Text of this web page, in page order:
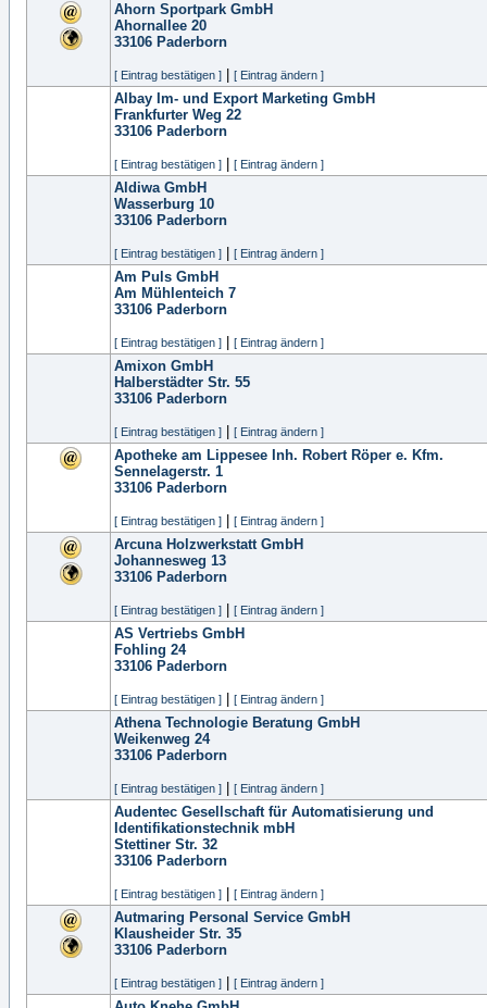
Ahorn Sportpark GmbH
Ahornallee 20
33106 Paderborn
[ Eintrag bestätigen ] [ Eintrag ändern ]
Albay Im- und Export Marketing GmbH
Frankfurter Weg 22
33106 Paderborn
[ Eintrag bestätigen ] [ Eintrag ändern ]
Aldiwa GmbH
Wasserburg 10
33106 Paderborn
[ Eintrag bestätigen ] [ Eintrag ändern ]
Am Puls GmbH
Am Mühlenteich 7
33106 Paderborn
[ Eintrag bestätigen ] [ Eintrag ändern ]
Amixon GmbH
Halberstädter Str. 55
33106 Paderborn
[ Eintrag bestätigen ] [ Eintrag ändern ]
Apotheke am Lippesee Inh. Robert Röper e. Kfm.
Sennelagerstr. 1
33106 Paderborn
[ Eintrag bestätigen ] [ Eintrag ändern ]
Arcuna Holzwerkstatt GmbH
Johannesweg 13
33106 Paderborn
[ Eintrag bestätigen ] [ Eintrag ändern ]
AS Vertriebs GmbH
Fohling 24
33106 Paderborn
[ Eintrag bestätigen ] [ Eintrag ändern ]
Athena Technologie Beratung GmbH
Weikenweg 24
33106 Paderborn
[ Eintrag bestätigen ] [ Eintrag ändern ]
Audentec Gesellschaft für Automatisierung und
Identifikationstechnik mbH
Stettiner Str. 32
33106 Paderborn
[ Eintrag bestätigen ] [ Eintrag ändern ]
Autmaring Personal Service GmbH
Klausheider Str. 35
33106 Paderborn
[ Eintrag bestätigen ] [ Eintrag ändern ]